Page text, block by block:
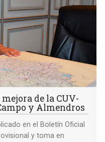
de la CUV-
y Almendros
en el Boletín Oficial
y toma en